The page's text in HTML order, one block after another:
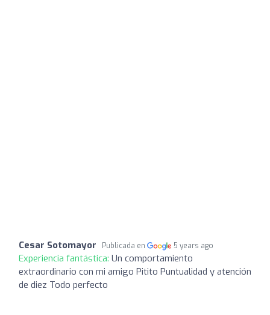
Cesar Sotomayor Publicada en 5 years ago
Experiencia fantástica: Un comportamiento
extraordinario con mi amigo Pitito Puntualidad y atención
de diez Todo perfecto